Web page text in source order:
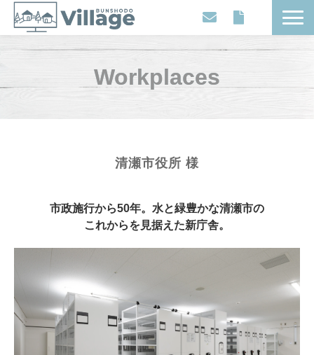
Workplaces
Movies
Workplaces
清瀬市役所 様
市政施行から50年。水と緑豊かな清瀬市の
これからを見据えた新庁舎。